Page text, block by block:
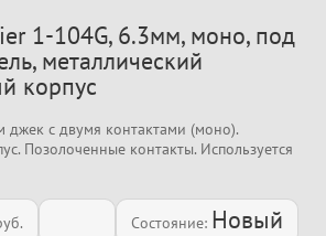
1-104G, 6.3мм, моно, под
металлический
корпус
с двумя контактами (моно).
Позолоченные контакты. Используется
Состояние: Новый